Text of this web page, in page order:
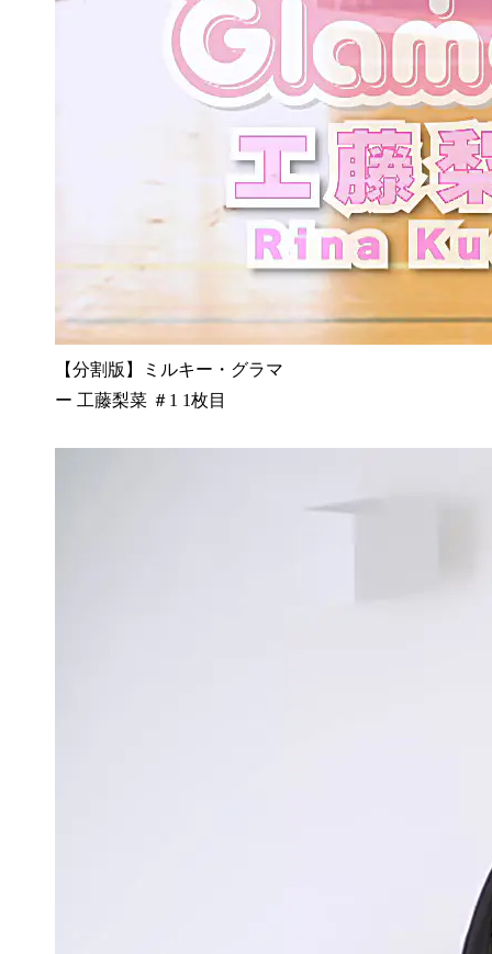
【分割版】ミルキー・グラマ
ー 工藤梨菜 ＃1 1枚目